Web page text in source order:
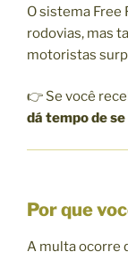
O sistema Free
rodovias, mas
motoristas
👉 Se você
dá tempo de
Por que
A multa ocorre